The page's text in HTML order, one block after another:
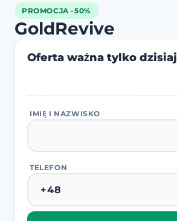
PROMOCJA -50%
GoldRevive
Oferta ważna tylko dzisiaj
IMIĘ I NAZWISKO
TELEFON